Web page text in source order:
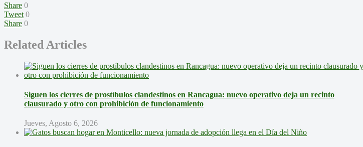
Share 0
Tweet 0
Share 0
Related Articles
Siguen los cierres de prostíbulos clandestinos en Rancagua: nuevo operativo deja un recinto
clausurado y otro con prohibición de funcionamiento
Jueves, Agosto 6, 2026